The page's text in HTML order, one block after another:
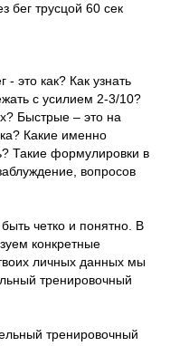
бег трусцой 60 сек
- это как? Как узнать
с усилием 2-3/10?
Быстрые – это на
Какие именно
Такие формулировки в
вопросов
четко и понятно. В
конкретные
личных данных мы
тренировочный
тренировочный